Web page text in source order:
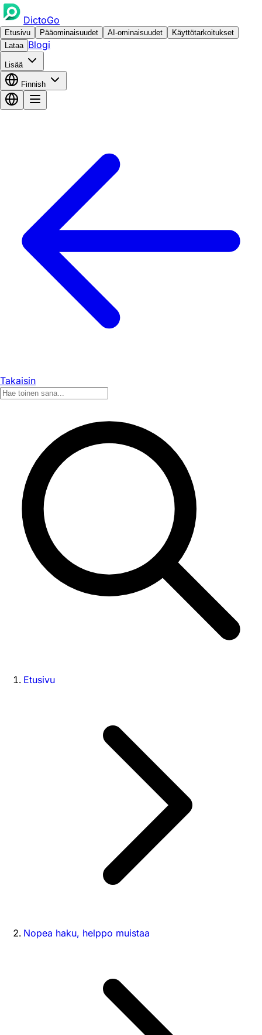
DictoGo
Etusivu Pääominaisuudet AI-ominaisuudet
Käyttötarkoitukset
Lataa Blogi
Lisää
Finnish
Takaisin
Etusivu
Nopea haku, helppo muistaa